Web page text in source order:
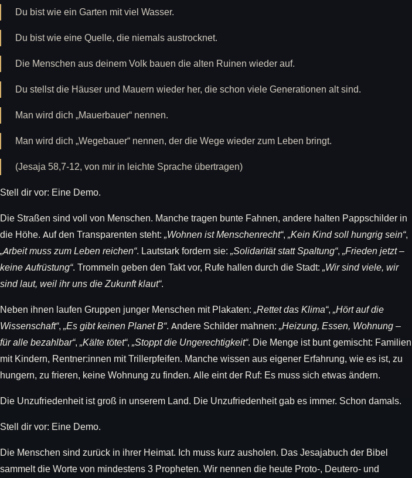
Du bist wie ein Garten mit viel Wasser.
Du bist wie eine Quelle, die niemals austrocknet.
Die Menschen aus deinem Volk bauen die alten Ruinen wieder auf.
Du stellst die Häuser und Mauern wieder her, die schon viele Generationen alt sind.
Man wird dich „Mauerbauer“ nennen.
Man wird dich „Wegebauer“ nennen, der die Wege wieder zum Leben bringt.
(Jesaja 58,7-12, von mir in leichte Sprache übertragen)
Stell dir vor: Eine Demo.
Die Straßen sind voll von Menschen. Manche tragen bunte Fahnen, andere halten Pappschilder in
die Höhe. Auf den Transparenten steht: „Wohnen ist Menschenrecht“, „Kein Kind soll hungrig sein“,
„Arbeit muss zum Leben reichen“. Lautstark fordern sie: „Solidarität statt Spaltung“, „Frieden jetzt –
keine Aufrüstung“. Trommeln geben den Takt vor, Rufe hallen durch die Stadt: „Wir sind viele, wir
sind laut, weil ihr uns die Zukunft klaut“.
Neben ihnen laufen Gruppen junger Menschen mit Plakaten: „Rettet das Klima“, „Hört auf die
Wissenschaft“, „Es gibt keinen Planet B“. Andere Schilder mahnen: „Heizung, Essen, Wohnung –
für alle bezahlbar“, „Kälte tötet“, „Stoppt die Ungerechtigkeit“. Die Menge ist bunt gemischt: Familien
mit Kindern, Rentner:innen mit Trillerpfeifen. Manche wissen aus eigener Erfahrung, wie es ist, zu
hungern, zu frieren, keine Wohnung zu finden. Alle eint der Ruf: Es muss sich etwas ändern.
Die Unzufriedenheit ist groß in unserem Land. Die Unzufriedenheit gab es immer. Schon damals.
Stell dir vor: Eine Demo.
Die Menschen sind zurück in ihrer Heimat. Ich muss kurz ausholen. Das Jesajabuch der Bibel
sammelt die Worte von mindestens 3 Propheten. Wir nennen die heute Proto-, Deutero- und